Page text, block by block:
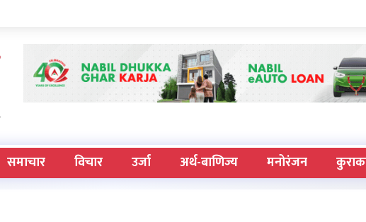
समाचार विचार उर्जा अर्थ-बाणिज्य मनोरंजन